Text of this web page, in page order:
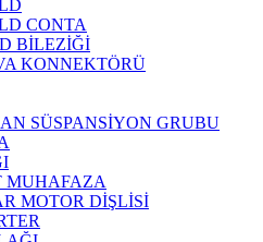
CONTA
BİLEZİĞİ
KONNEKTÖRÜ
SÜSPANSİYON GRUBU
MUHAFAZA
MOTOR DİŞLİSİ